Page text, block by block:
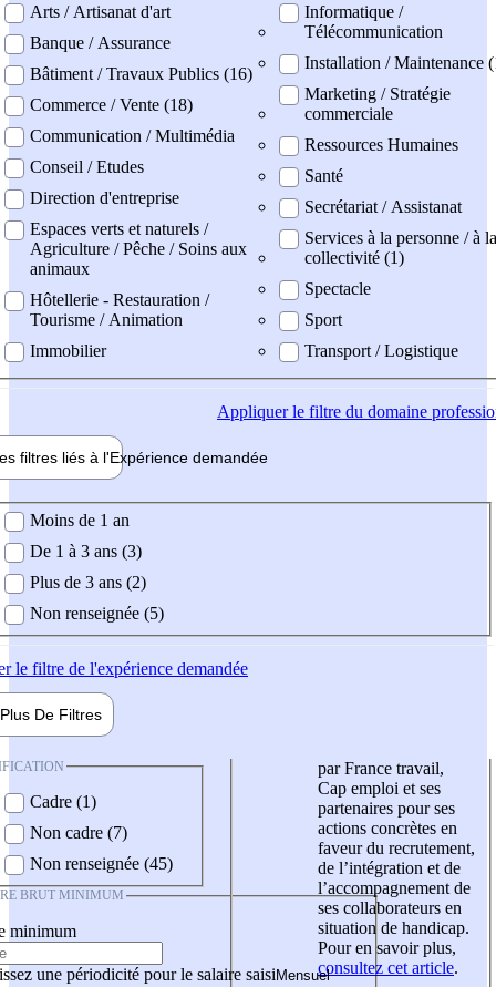
Arts / Artisanat d'art
Banque / Assurance
Bâtiment / Travaux Publics (16)
Commerce / Vente (18)
Communication / Multimédia
Conseil / Etudes
Direction d'entreprise
Espaces verts et naturels /
Agriculture / Pêche / Soins aux
animaux
Hôtellerie - Restauration /
Tourisme / Animation
Immobilier
Informatique /
Télécommunication
Installation / Maintenance
Marketing / Stratégie
commerciale
Ressources Humaines
Santé
Secrétariat / Assistanat
Services à la personne / à la
collectivité (1)
Spectacle
Sport
Transport / Logistique
Appliquerle filtre du domaine
filtres liés à l'Expérience demandée
demandée
Moins de 1 an
De 1 à 3 ans (3)
Plus de 3 ans (2)
Non renseignée (5)
le filtre de l'expérience demandée
Plus De Filtres
Cadre (1)
Non cadre (7)
Non renseignée (45)
BRUT MINIMUM
minimum
une périodicité pour le salaire saisi
par France travail,
Cap emploi et ses
partenaires pour ses
actions concrètes en
faveur du recrutement,
de l’intégration et de
l’accompagnement de
ses collaborateurs en
situation de handicap.
Pour en savoir plus,
consultez cet article.